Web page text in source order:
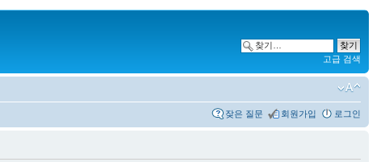
고급 검색
잦은 질문 회원가입 로그인